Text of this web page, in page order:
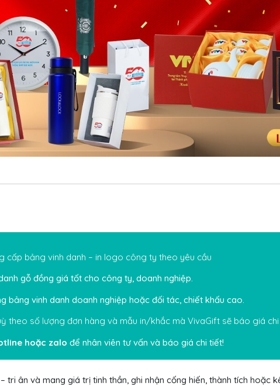
cấp bảng vinh danh – in logo công ty theo yêu cầu
gỗ đồng giá tốt cho công ty, doanh nghiệp.
bảng vinh danh doanh nghiệp hoặc đối tác, chiết khấu cao.
theo số lượng đơn hàng và mẫu in/khắc mà VivaGift sẽ báo giá chi
hoặc zalo để nhân viên tư vấn và báo giá chi tiết!
tri ân và mang giá trị tinh thần, ghi nhận cống hiến, thành tích hoặc